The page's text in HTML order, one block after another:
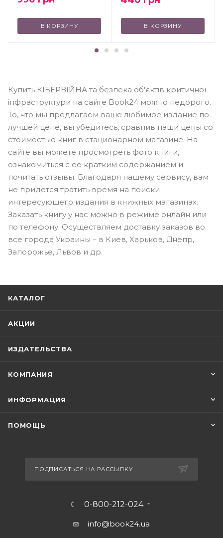
В КОРЗИНУ В КОРЗИНУ
Купить КІБЕРВІЙНА та безпека об'єктів критичної
інфраструктури на сайте Book24 можно недорого.
То, что мы предлагаем ваше любимое издание по
лучшей цене, вы убедитесь, сравнив наши цены со
стоимостью книг в стационарном магазине. На
сайте вы можете просмотреть фото книги,
ознакомиться с ее кратким содержанием и
почитать отзывы. Благодаря нашему сервису, вам
не придется тратить время на поиски
интересующего издания в книжных магазинах.
Заказать книгу у нас можно в режиме онлайн или
по телефону. Осуществляем доставку заказов во
все города Украины – в Киев, Харьков, Днепр,
Запорожье, Львов и др.
КАТАЛОГ
АКЦИИ
ИЗДАТЕЛЬСТВА
КОМПАНИЯ
ИНФОРМАЦИЯ
ПОМОЩЬ
ПОДПИСАТЬСЯ НА РАССЫЛКУ
0-800-212-024
info@book24.ua